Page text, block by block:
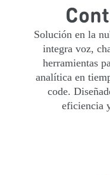
Solución en la
integra voz,
herramientas
analítica en
code.
eficiencia